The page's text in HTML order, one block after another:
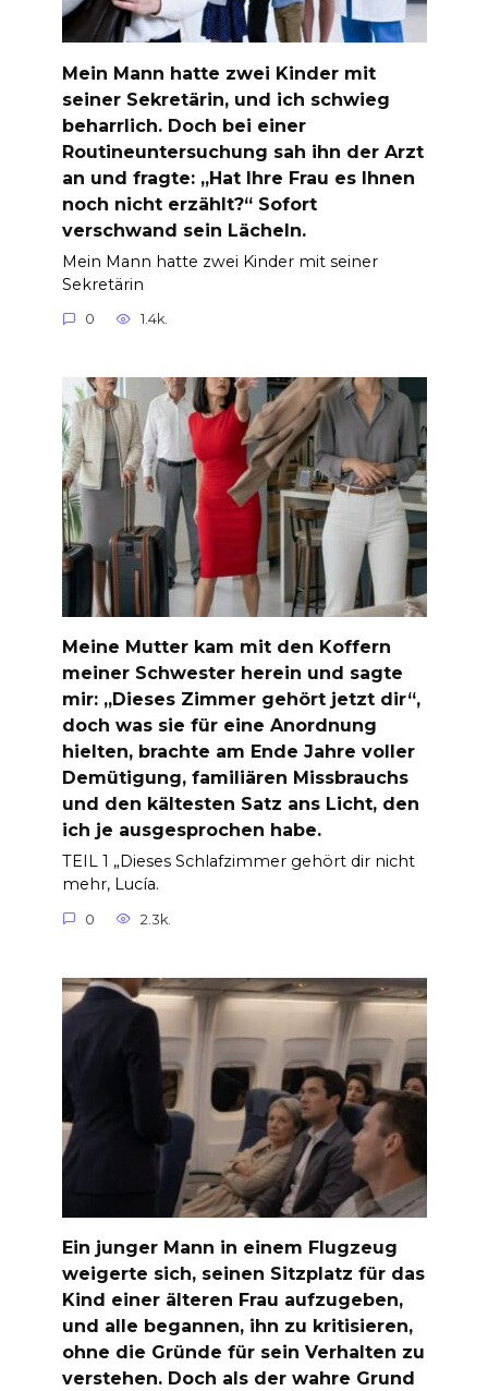
Mein Mann hatte zwei Kinder mit
seiner Sekretärin, und ich schwieg
beharrlich. Doch bei einer
Routineuntersuchung sah ihn der Arzt
an und fragte: „Hat Ihre Frau es Ihnen
noch nicht erzählt?“ Sofort
verschwand sein Lächeln.
Mein Mann hatte zwei Kinder mit seiner
Sekretärin
0 1.4k.
Meine Mutter kam mit den Koffern
meiner Schwester herein und sagte
mir: „Dieses Zimmer gehört jetzt dir“,
doch was sie für eine Anordnung
hielten, brachte am Ende Jahre voller
Demütigung, familiären Missbrauchs
und den kältesten Satz ans Licht, den
ich je ausgesprochen habe.
TEIL 1 „Dieses Schlafzimmer gehört dir nicht
mehr, Lucía.
0 2.3k.
Ein junger Mann in einem Flugzeug
weigerte sich, seinen Sitzplatz für das
Kind einer älteren Frau aufzugeben,
und alle begannen, ihn zu kritisieren,
ohne die Gründe für sein Verhalten zu
verstehen. Doch als der wahre Grund